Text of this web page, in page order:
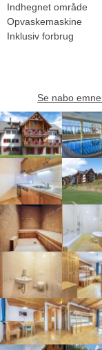
Indhegnet område
Opvaskemaskine
Inklusiv forbrug
Se nabo